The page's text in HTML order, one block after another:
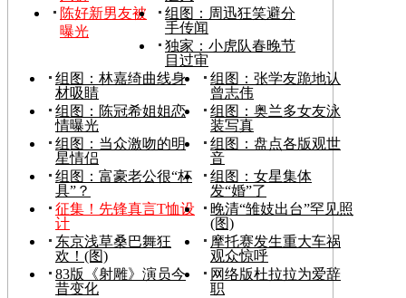
陈好新男友被
曝光
组图：周迅狂笑避分
手传闻
独家：小虎队春晚节
目过审
组图：林嘉绮曲线身
材吸睛
组图：张学友跪地认
曾志伟
组图：陈冠希姐姐恋
情曝光
组图：奥兰多女友泳
装写真
组图：当众激吻的明
星情侣
组图：盘点各版观世
音
组图：富豪老公很“杯
具”？
组图：女星集体
发“婚”了
征集！先锋真言T恤设
计
晚清“雏妓出台”罕见照
(图)
东京浅草桑巴舞狂
欢！(图)
摩托赛发生重大车祸
观众惊呼
83版《射雕》演员今
昔变化
网络版杜拉拉为爱辞
职